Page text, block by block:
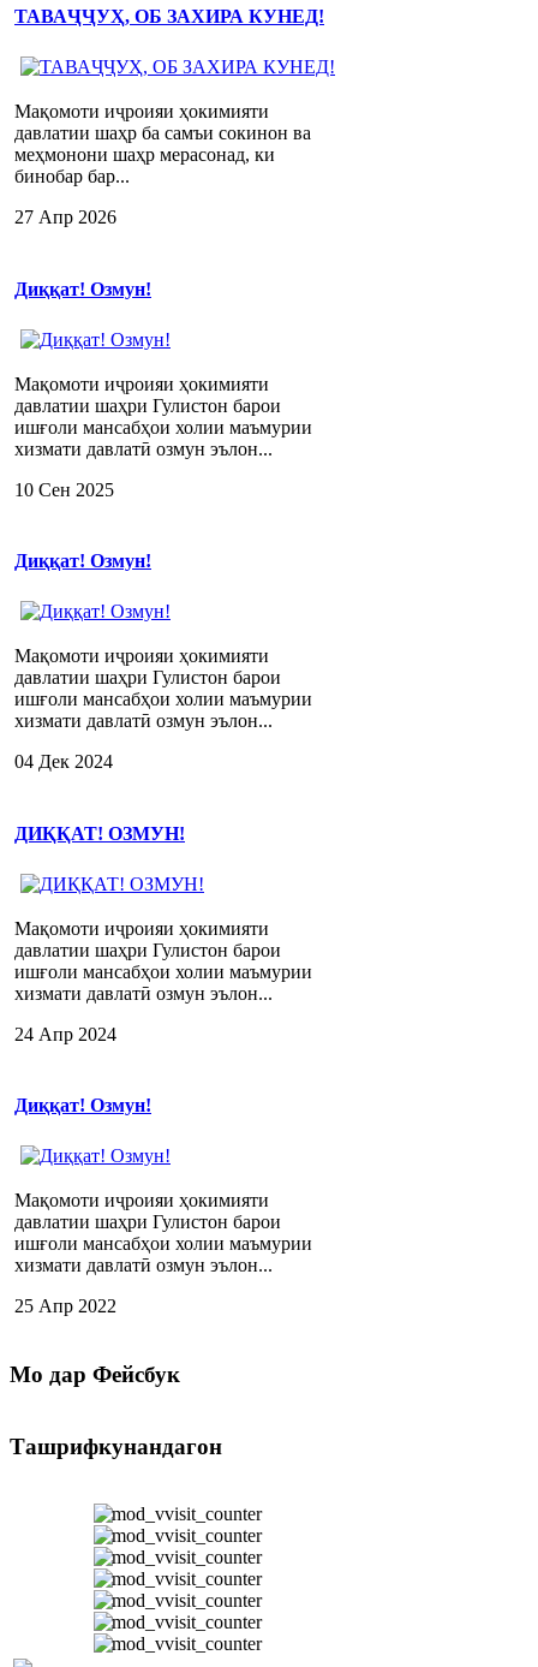
ТАВАҶҶУҲ, ОБ ЗАХИРА КУНЕД!
Мақомоти иҷроияи ҳокимияти
давлатии шаҳр ба самъи сокинон ва
меҳмонони шаҳр мерасонад, ки
бинобар бар...
27 Апр 2026
Диққат! Озмун!
Мақомоти иҷроияи ҳокимияти
давлатии шаҳри Гулистон барои
ишғоли мансабҳои холии маъмурии
хизмати давлатӣ озмун эълон...
10 Сен 2025
Диққат! Озмун!
Мақомоти иҷроияи ҳокимияти
давлатии шаҳри Гулистон барои
ишғоли мансабҳои холии маъмурии
хизмати давлатӣ озмун эълон...
04 Дек 2024
ДИҚҚАТ! ОЗМУН!
Мақомоти иҷроияи ҳокимияти
давлатии шаҳри Гулистон барои
ишғоли мансабҳои холии маъмурии
хизмати давлатӣ озмун эълон...
24 Апр 2024
Диққат! Озмун!
Мақомоти иҷроияи ҳокимияти
давлатии шаҳри Гулистон барои
ишғоли мансабҳои холии маъмурии
хизмати давлатӣ озмун эълон...
25 Апр 2022
Мо дар Фейсбук
Ташрифкунандагон